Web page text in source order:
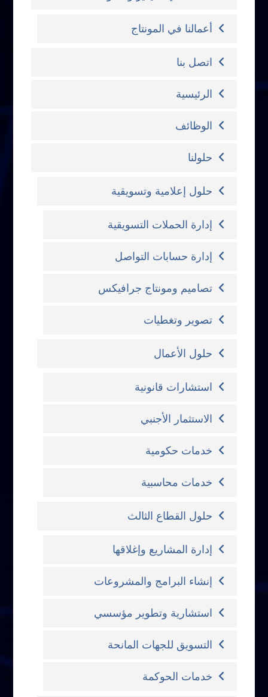
أعمالنا في المونتاج
اتصل بنا
الرئيسية
الوظائف
حلولنا
حلول إعلامية وتسويقية
إدارة الحملات التسويقية
إدارة حسابات التواصل
تصاميم ومونتاج جرافيكس
تصوير وتغطيات
حلول الأعمال
استشارات قانونية
الاستثمار الأجنبي
خدمات حكومية
خدمات محاسبية
حلول القطاع الثالث
إدارة المشاريع وإغلاقها
إنشاء البرامج والمشروعات
استشارية وتطوير مؤسسي
التسويق للجهات المانحة
خدمات الحوكمة